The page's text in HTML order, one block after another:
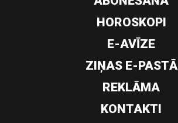
HOROSKOPI
E-AVĪZE
ZIŅAS E-PASTĀ
REKLĀMA
KONTAKTI